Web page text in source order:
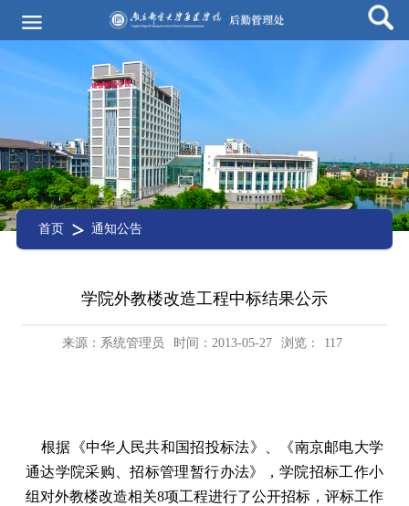
首页 通知公告
学院外教楼改造工程中标结果公示
来源：系统管理员 时间：2013-05-27 浏览： 117
根据《中华人民共和国招投标法》、《南京邮电大学
通达学院采购、招标管理暂行办法》，学院招标工作小
组对外教楼改造相关8项工程进行了公开招标，评标工作